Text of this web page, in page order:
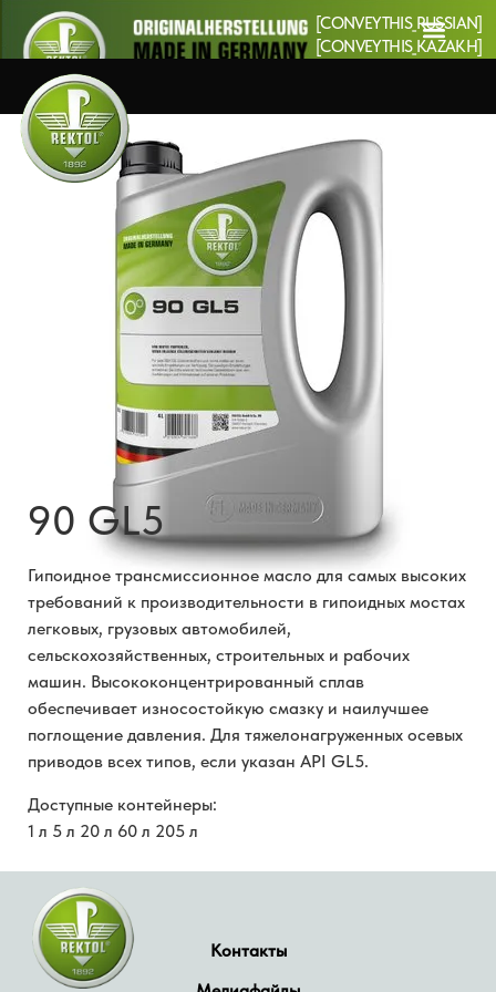
[CONVEYTHIS_RUSSIAN]
[CONVEYTHIS_KAZAKH]
90 GL5
Гипоидное трансмиссионное масло для самых высоких
требований к производительности в гипоидных мостах
легковых, грузовых автомобилей,
сельскохозяйственных, строительных и рабочих
машин. Высококонцентрированный сплав
обеспечивает износостойкую смазку и наилучшее
поглощение давления. Для тяжелонагруженных осевых
приводов всех типов, если указан API GL5.
Доступные контейнеры:
1 л 5 л 20 л 60 л 205 л
Контакты